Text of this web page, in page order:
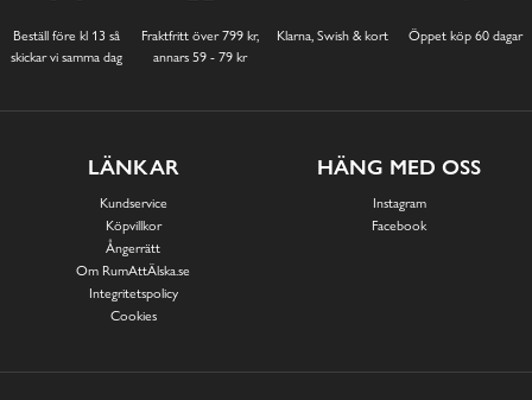
Beställ före kl 13 så
skickar vi samma dag
Fraktfritt över 799 kr,
annars 59 - 79 kr
Klarna, Swish & kort Öppet köp 60 dagar
LÄNKAR
Kundservice
Köpvillkor
Ångerrätt
Om RumAttÄlska.se
Integritetspolicy
Cookies
HÄNG MED OSS
Instagram
Facebook